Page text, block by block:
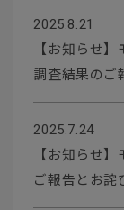
2025.8.21
【お知らせ
調査結果のご
2025.7.24
【お知らせ
ご報告とお詫